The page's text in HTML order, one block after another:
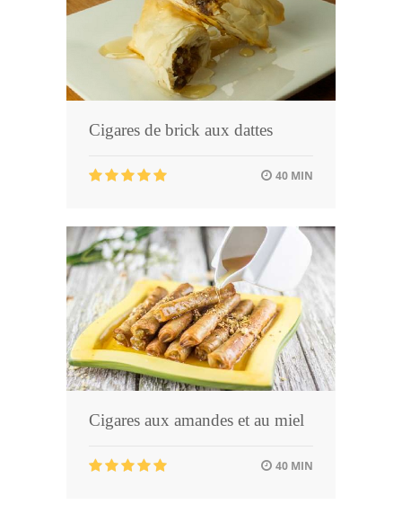
Cigares de brick aux dattes
40 MIN
Cigares aux amandes et au miel
40 MIN